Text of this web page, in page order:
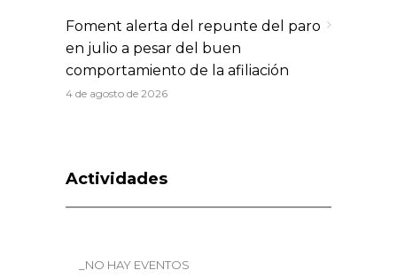
Foment alerta del repunte del paro
en julio a pesar del buen
comportamiento de la afiliación
4 de agosto de 2026
Actividades
_NO HAY EVENTOS